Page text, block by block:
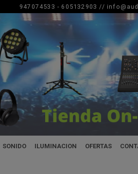
947074533 - 605132903 //
SONIDO ILUMINACION OFERTAS